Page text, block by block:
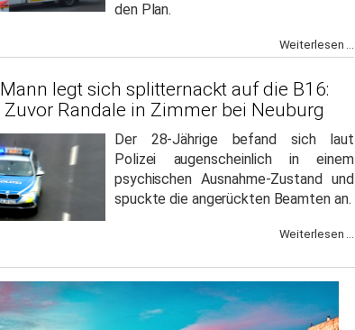
den Plan.
Weiterlesen ...
Mann legt sich splitternackt auf die B16:
Zuvor Randale in Zimmer bei Neuburg
Der 28-Jährige befand sich laut
Polizei augenscheinlich in einem
psychischen Ausnahme-Zustand und
spuckte die angerückten Beamten an.
Weiterlesen ...